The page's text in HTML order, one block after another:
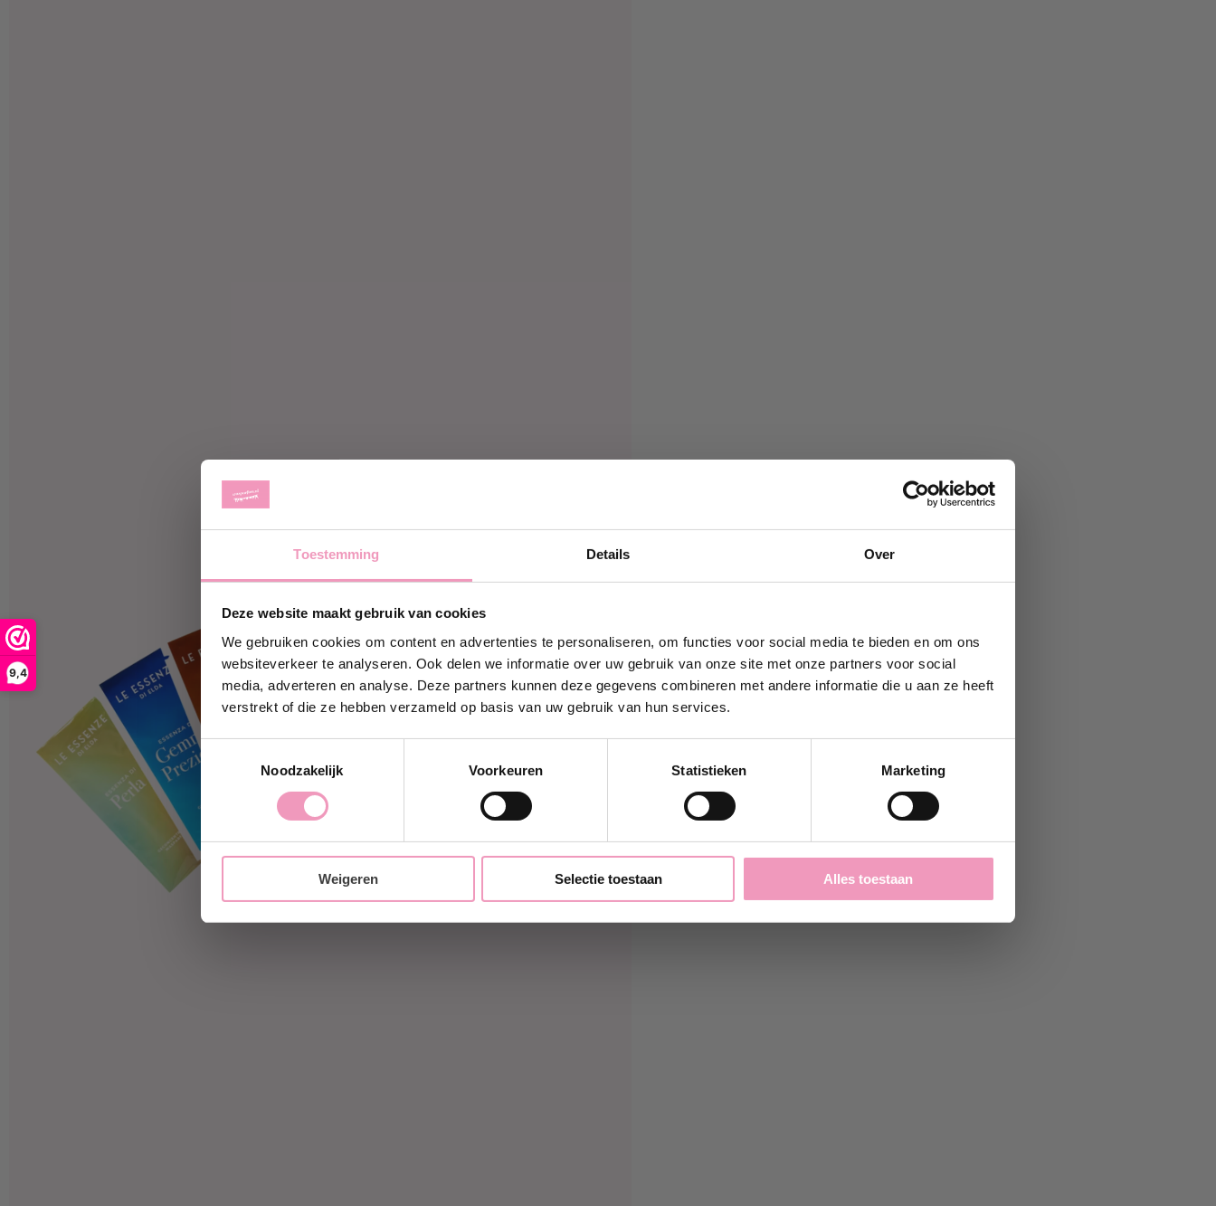
Toestemming Details Over
Deze website maakt gebruik van cookies
We gebruiken cookies om content en advertenties te personaliseren, om functies voor social media te bieden en om ons
websiteverkeer te analyseren. Ook delen we informatie over uw gebruik van onze site met onze partners voor social
media, adverteren en analyse. Deze partners kunnen deze gegevens combineren met andere informatie die u aan ze heeft
verstrekt of die ze hebben verzameld op basis van uw gebruik van hun services.
Toestemmingsselectie
Noodzakelijk
Voorkeuren Statistieken Marketing
Weigeren Selectie toestaan Alles toestaan
9,4
Ontvang 10% korting!
Schrijf je in en ontvang direct
kortingop jouw eerste bestelling bij
Wasparfum.
jouw@e-mailadres.com
Ja, ik wil 10% korting!
Nee, bedankt